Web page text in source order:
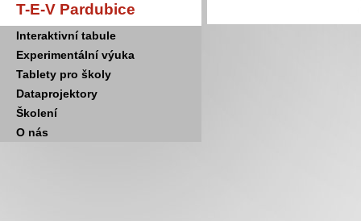
T-E-V Pardubice
Interaktivní tabule
Experimentální výuka
Tablety pro školy
Dataprojektory
Školení
O nás